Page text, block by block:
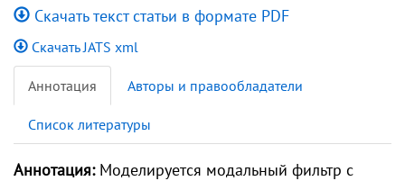
Скачать текст статьи в формате PDF
Скачать JATS xml
Аннотация Авторы и правообладатели
Список литературы
Аннотация:Моделируется модальный фильтр с